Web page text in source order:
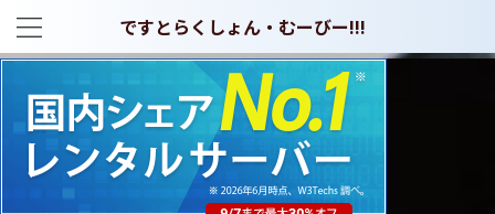
ですとらくしょん・むーびー!!!